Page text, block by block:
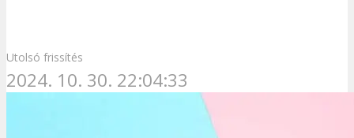
Utolsó frissítés
2024. 10. 30. 22:04:33